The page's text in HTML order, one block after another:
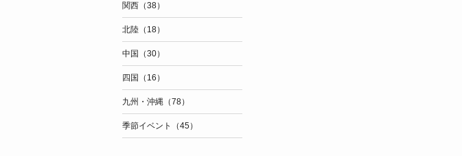
関西（38）
北陸（18）
中国（30）
四国（16）
九州・沖縄（78）
季節イベント（45）